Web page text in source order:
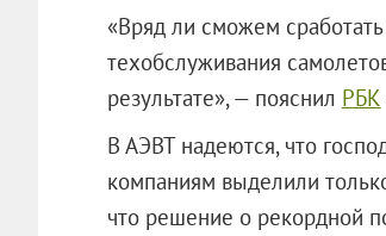
«Вряд ли сможем
техобслуживания
результате», — пояснил РБК
В АЭВТ надеются, что
компаниям выделили
что решение о рекордной